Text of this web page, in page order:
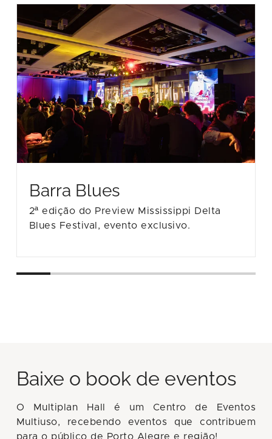
Barra Blues
2ª edição do Preview Mississippi Delta
Blues Festival, evento exclusivo.
Baixe o book de eventos
O Multiplan Hall é um Centro de Eventos
Multiuso, recebendo eventos que contribuem
para o público de Porto Alegre e região!